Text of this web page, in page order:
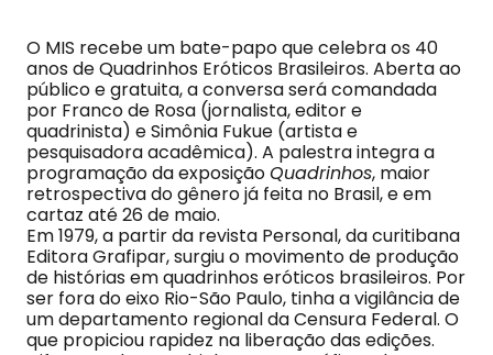
O MIS recebe um bate-papo que celebra os 40
anos de Quadrinhos Eróticos Brasileiros. Aberta ao
público e gratuita, a conversa será comandada
por Franco de Rosa (jornalista, editor e
quadrinista) e Simônia Fukue (artista e
pesquisadora acadêmica). A palestra integra a
programação da exposiçãoQuadrinhos, maior
retrospectiva do gênero já feita no Brasil, e em
cartaz até 26 de maio.
Em 1979, a partir da revista Personal, da curitibana
Editora Grafipar, surgiu o movimento de produção
de histórias em quadrinhos eróticos brasileiros. Por
ser fora do eixo Rio-São Paulo, tinha a vigilância de
um departamento regional da Censura Federal. O
que propiciou rapidez na liberação das edições.